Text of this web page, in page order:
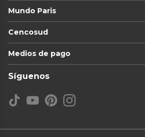
Mundo Paris
Cencosud
Medios de pago
Síguenos